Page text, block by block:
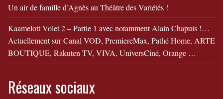
Un air de famille d’Agnès au Théâtre des Variétés !
Kaamelott Volet 2 – Partie 1 avec notamment Alain Chapuis !…
Actuellement sur Canal VOD, PremiereMax, Pathé Home, ARTE
BOUTIQUE, Rakuten TV, VIVA, UniversCiné, Orange …
Réseaux sociaux